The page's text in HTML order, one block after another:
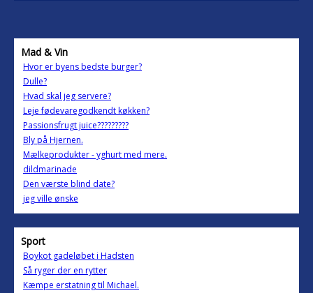
Mad & Vin
Hvor er byens bedste burger?
Dulle?
Hvad skal jeg servere?
Leje fødevaregodkendt køkken?
Passionsfrugt juice?????????
Bly på Hjernen.
Mælkeprodukter - yghurt med mere.
dildmarinade
Den værste blind date?
jeg ville ønske
Sport
Boykot gadeløbet i Hadsten
Så ryger der en rytter
Kæmpe erstatning til Michael.